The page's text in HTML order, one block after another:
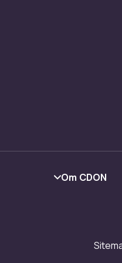
Om CDON
Jobbe på